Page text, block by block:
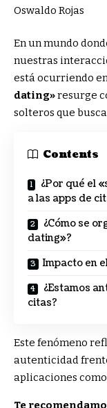
Oswaldo Rojas
En un mundo
nuestras
está ocurriendo
dating»resurge
solteros que
Contents
¿Por qué el
a las apps de
¿Cómo se
dating»?
Impacto en
¿Estamos
citas?
Este fenómeno
autenticidad
aplicaciones
Te